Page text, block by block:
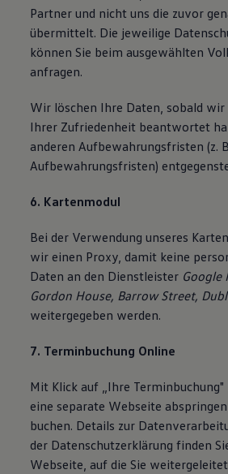
Partner und nicht uns die zuvor
übermittelt. Die jeweilige
können Sie beim ausgewählten
anfragen.
Wir löschen Ihre Daten, sobald wir
Ihrer Zufriedenheit beantwortet
anderen Aufbewahrungsfristen (z.
Aufbewahrungsfristen)
6. Kartenmodul
Bei der Verwendung unseres
wir einen Proxy, damit keine
Daten an den Dienstleister Google
Gordon House, Barrow Street,
weitergegeben werden.
7. Terminbuchung Online
Mit Klick auf „Ihre
eine separate Webseite
buchen. Details zur
der Datenschutzerklärung finden
Webseite, auf die Sie